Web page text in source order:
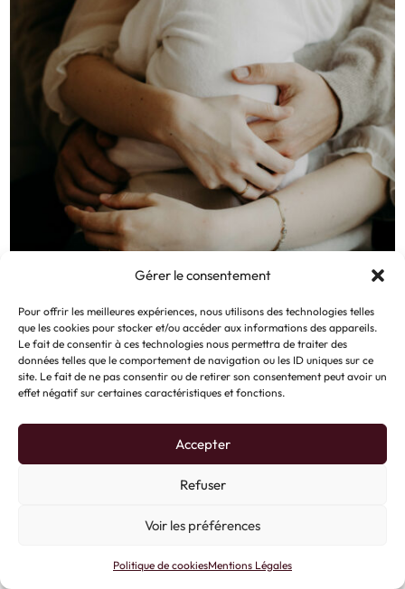
Gérer le consentement
Pour offrir les meilleures expériences, nous utilisons des technologies telles
que les cookies pour stocker et/ou accéder aux informations des appareils.
Le fait de consentir à ces technologies nous permettra de traiter des
données telles que le comportement de navigation ou les ID uniques sur ce
site. Le fait de ne pas consentir ou de retirer son consentement peut avoir un
effet négatif sur certaines caractéristiques et fonctions.
Accepter
Refuser
Voir les préférences
Politique de cookiesMentions Légales